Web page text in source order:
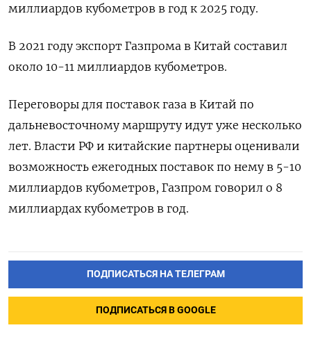
миллиардов кубометров в год к 2025 году.
В 2021 году экспорт Газпрома в Китай составил
около 10-11 миллиардов кубометров.
Переговоры для поставок газа в Китай по
дальневосточному маршруту идут уже несколько
лет. Власти РФ и китайские партнеры оценивали
возможность ежегодных поставок по нему в 5-10
миллиардов кубометров, Газпром говорил о 8
миллиардах кубометров в год.
ПОДПИСАТЬСЯ НА ТЕЛЕГРАМ
ПОДПИСАТЬСЯ В GOOGLE